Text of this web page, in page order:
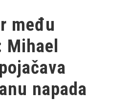
među
Mihael
napada